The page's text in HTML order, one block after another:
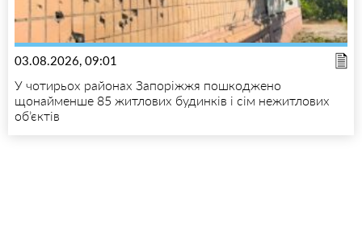
03.08.2026, 09:01
У чотирьох районах Запоріжжя пошкоджено
щонайменше 85 житлових будинків і сім нежитлових
об’єктів